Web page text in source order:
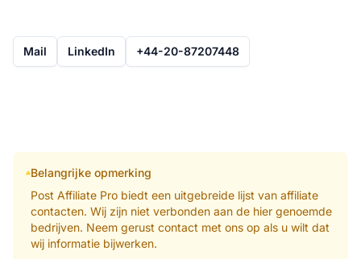
Mail LinkedIn +44-20-87207448
Belangrijke opmerking
Post Affiliate Pro biedt een uitgebreide lijst van affiliate
contacten. Wij zijn niet verbonden aan de hier genoemde
bedrijven. Neem gerust contact met ons op als u wilt dat
wij informatie bijwerken.